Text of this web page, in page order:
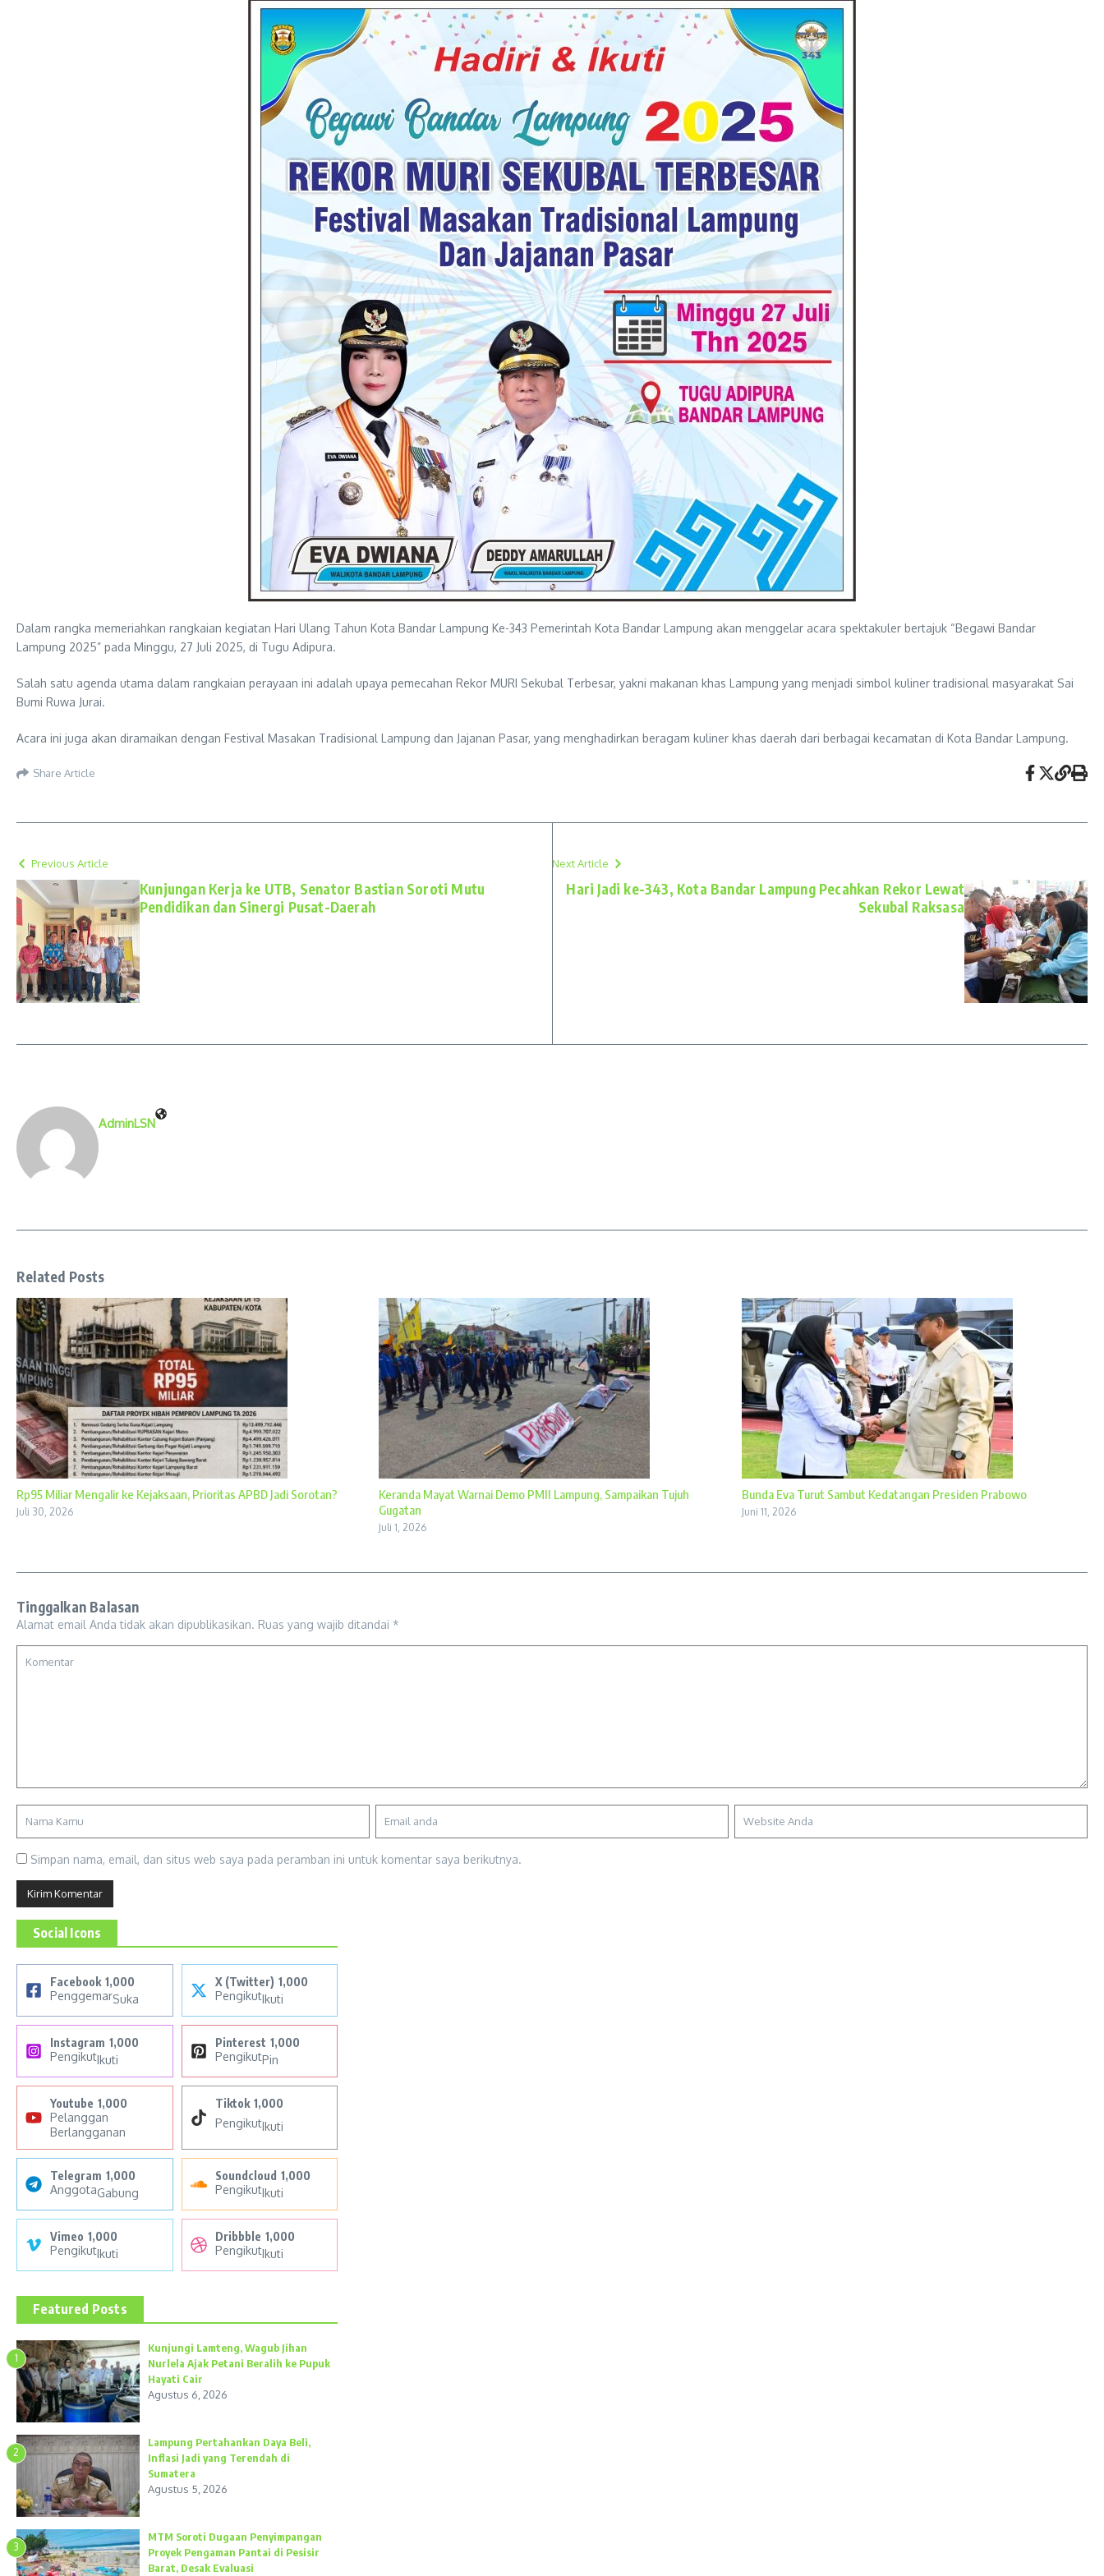
Dalam rangka memeriahkan rangkaian kegiatan Hari Ulang Tahun Kota Bandar Lampung Ke-343 Pemerintah Kota Bandar Lampung akan menggelar acara spektakuler bertajuk “Begawi Bandar
Lampung 2025” pada Minggu, 27 Juli 2025, di Tugu Adipura.
Salah satu agenda utama dalam rangkaian perayaan ini adalah upaya pemecahan Rekor MURI Sekubal Terbesar, yakni makanan khas Lampung yang menjadi simbol kuliner tradisional masyarakat Sai
Bumi Ruwa Jurai.
Acara ini juga akan diramaikan dengan Festival Masakan Tradisional Lampung dan Jajanan Pasar, yang menghadirkan beragam kuliner khas daerah dari berbagai kecamatan di Kota Bandar Lampung.
Share Article
Previous Article
Kunjungan Kerja ke UTB, Senator Bastian Soroti Mutu
Pendidikan dan Sinergi Pusat-Daerah
Next Article
Hari Jadi ke-343, Kota Bandar Lampung Pecahkan Rekor Lewat
Sekubal Raksasa
AdminLSN
Related Posts
Rp95 Miliar Mengalir ke Kejaksaan, Prioritas APBD Jadi Sorotan?
Juli 30, 2026
Keranda Mayat Warnai Demo PMII Lampung, Sampaikan Tujuh
Gugatan
Juli 1, 2026
Bunda Eva Turut Sambut Kedatangan Presiden Prabowo
Juni 11, 2026
Tinggalkan Balasan
Alamat email Anda tidak akan dipublikasikan. Ruas yang wajib ditandai *
Simpan nama, email, dan situs web saya pada peramban ini untuk komentar saya berikutnya.
Social Icons
Facebook 1,000
PenggemarSuka
X (Twitter) 1,000
PengikutIkuti
Instagram 1,000
PengikutIkuti
Pinterest 1,000
PengikutPin
Youtube 1,000
Pelanggan
Berlangganan
Tiktok 1,000
PengikutIkuti
Telegram 1,000
AnggotaGabung
Soundcloud 1,000
PengikutIkuti
Vimeo 1,000
PengikutIkuti
Dribbble 1,000
PengikutIkuti
Featured Posts
1
Kunjungi Lamteng, Wagub Jihan
Nurlela Ajak Petani Beralih ke Pupuk
Hayati Cair
Agustus 6, 2026
2
Lampung Pertahankan Daya Beli,
Inflasi Jadi yang Terendah di
Sumatera
Agustus 5, 2026
3
MTM Soroti Dugaan Penyimpangan
Proyek Pengaman Pantai di Pesisir
Barat, Desak Evaluasi